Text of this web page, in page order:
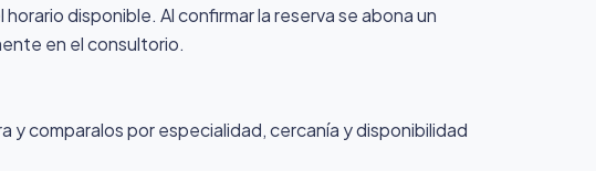
disponible. Al confirmar la reserva se abona un
en el consultorio.
comparalos por especialidad, cercanía y disponibilidad